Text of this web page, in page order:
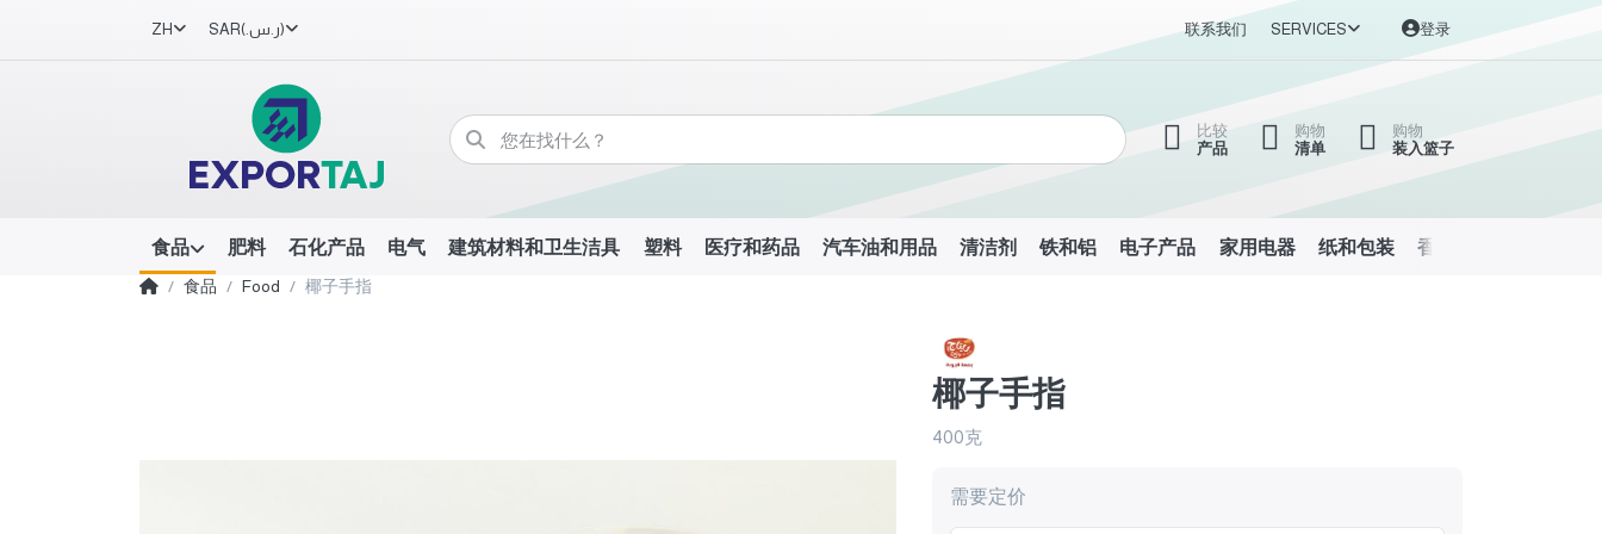
ZH SAR (ر.س.‏) 联系我们 SERVICES 登录
比较
产品
购物
清单
购物
装入篮子
食品 肥料 石化产品 电气 建筑材料和卫生洁具 塑料 医疗和药品 汽车油和用品 清洁剂 铁和铝 电子产品 家用电器 纸和包装 香水和化妆品
食品 Food 椰子手指
椰子手指
400克
需要定价